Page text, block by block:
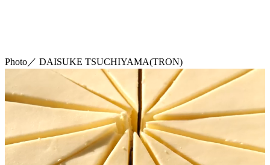
Photo／ DAISUKE TSUCHIYAMA(TRON)